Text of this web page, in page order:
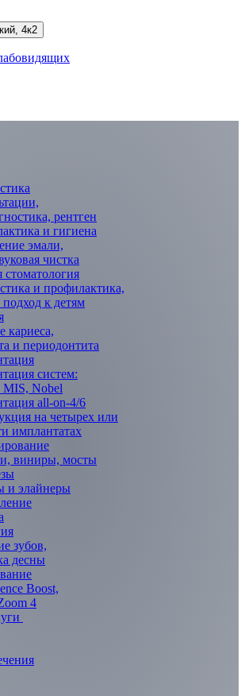
4к2
рентген
и гигиена
эмали,
чистка
стоматология
и профилактика,
к детям
кариеса,
и периодонтита
систем:
MIS, Nobel
all-on-4/6
на четырех или
имплантатах
виниры, мосты
и элaйнеры
зубов,
десны
Boost,
4